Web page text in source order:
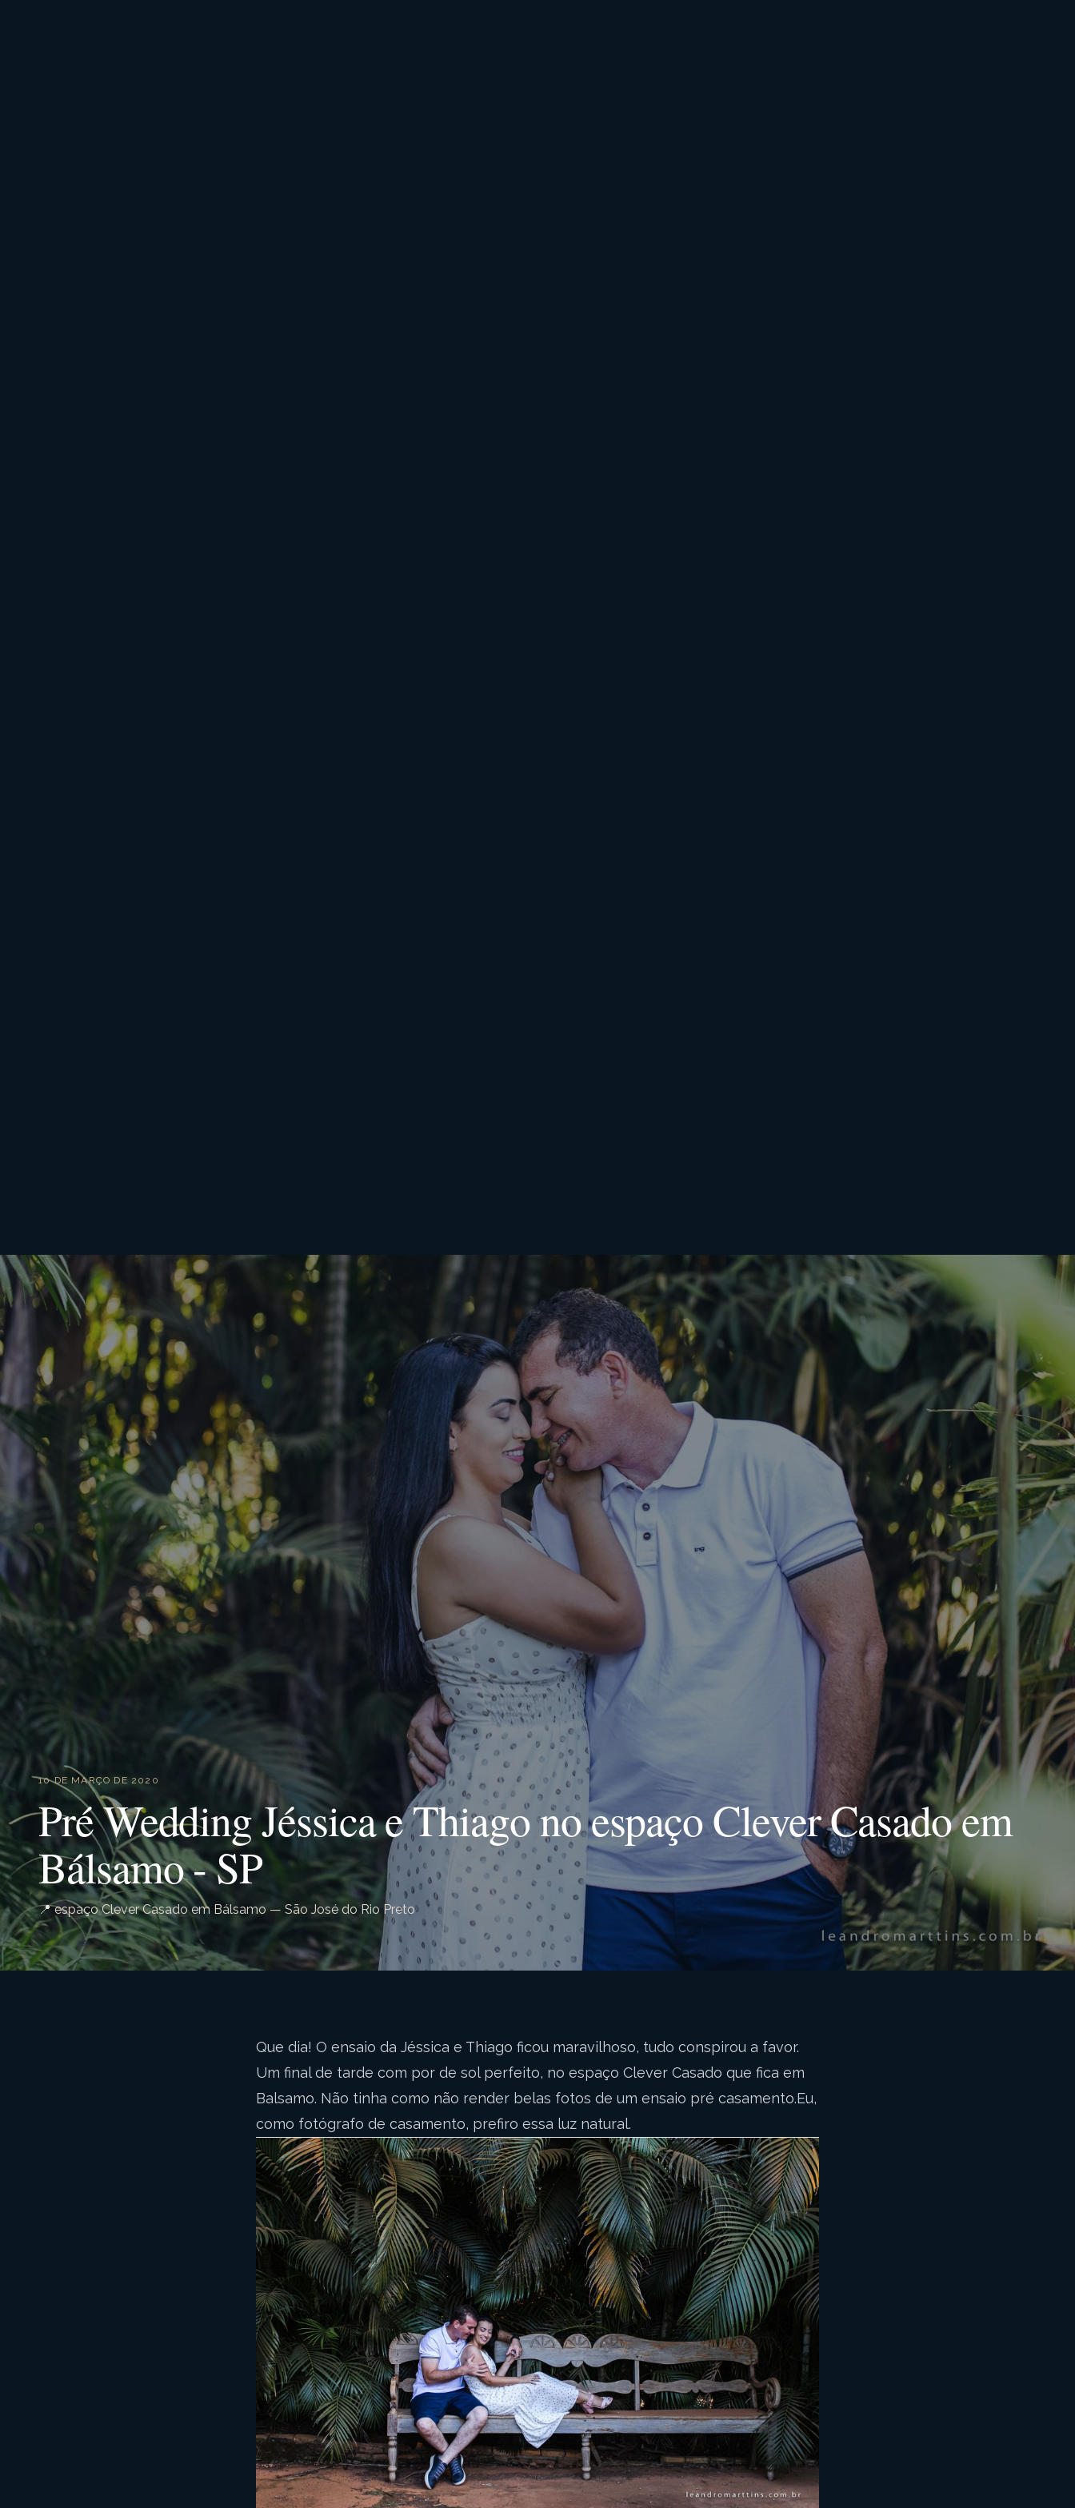
10 DE MARÇO DE 2020
Pré Wedding Jéssica e Thiago no espaço Clever Casado em
Bálsamo - SP
📍 espaço Clever Casado em Bálsamo — São José do Rio Preto
Que dia! O ensaio da Jéssica e Thiago ficou maravilhoso, tudo conspirou a favor.
Um final de tarde com por de sol perfeito, no espaço Clever Casado que fica em
Balsamo. Não tinha como não render belas fotos de um ensaio pré casamento.Eu,
como fotógrafo de casamento, prefiro essa luz natural.